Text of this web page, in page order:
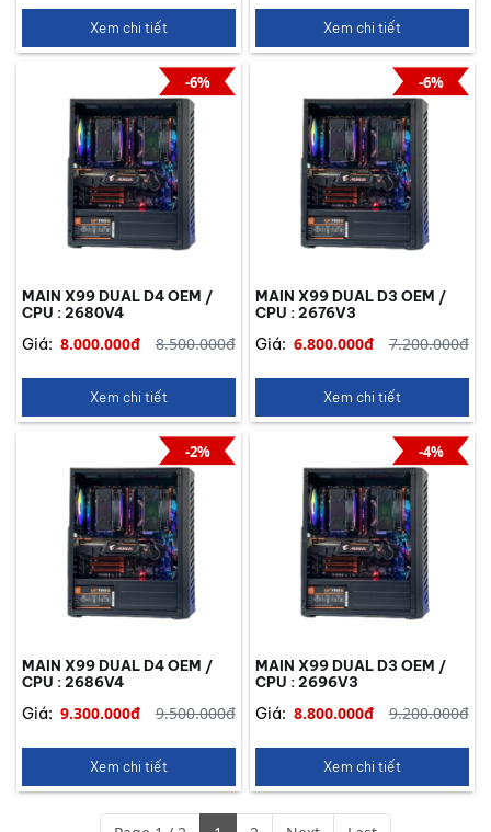
Xem chi tiết Xem chi tiết
MAIN X99 DUAL D4 OEM /
CPU : 2680V4
Giá: 8.000.000đ 8.500.000đ
-6%
Xem chi tiết
MAIN X99 DUAL D3 OEM /
CPU : 2676V3
Giá: 6.800.000đ 7.200.000đ
-6%
Xem chi tiết
MAIN X99 DUAL D4 OEM /
CPU : 2686V4
Giá: 9.300.000đ 9.500.000đ
-2%
Xem chi tiết
MAIN X99 DUAL D3 OEM /
CPU : 2696V3
Giá: 8.800.000đ 9.200.000đ
-4%
Xem chi tiết